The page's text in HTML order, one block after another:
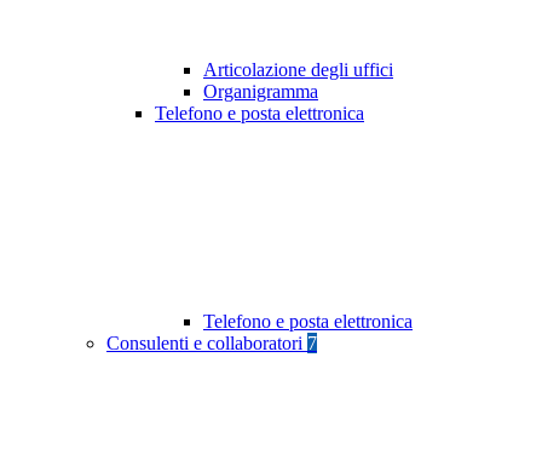
Articolazione degli uffici
Organigramma
Telefono e posta elettronica
Telefono e posta elettronica
Consulenti e collaboratori 7